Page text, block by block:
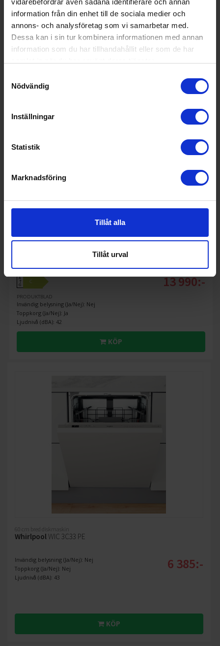
vidarebefordrar även sådana identifierare och annan
information från din enhet till de sociala medier och
annons- och analysföretag som vi samarbetar med.
Dessa kan i sin tur kombinera informationen med annan
information som du har tillhandahållit eller som de har
Nödvändig
Inställningar
Statistik
Marknadsföring
Tillåt alla
Tillåt urval
Toppkorg (Ja/Nej): Ja
Ljudnivå (dBA): 43
WH6UC14BN7A0X
A
↑
G
C
PRODUKTBLAD
Invändig belysning (Ja/Nej): Nej
Toppkorg (Ja/Nej): Ja
Ljudnivå (dBA): 42
13 990:-
KÖP
60 cm bred diskmaskin
WhirlpoolWIC 3C33 PE
Invändig belysning (Ja/Nej): Nej
Toppkorg (Ja/Nej): Nej
Ljudnivå (dBA): 43
6 385:-
KÖP